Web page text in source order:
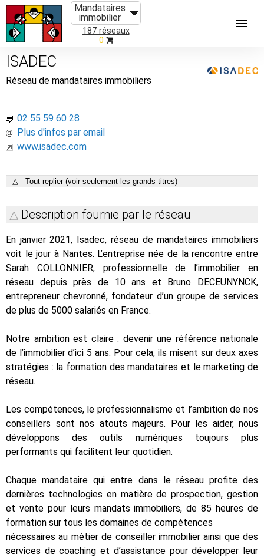
Mandataires
immobilier
187 réseaux
0
ISADEC
Réseau de mandataires immobiliers
02 55 59 60 28
Plus d'infos par email
www.isadec.com
△ Tout replier (voir seulement les grands titres)
Description fournie par le réseau
En janvier 2021, Isadec, réseau de mandataires immobiliers
voit le jour à Nantes. L’entreprise née de la rencontre entre
Sarah COLLONNIER, professionnelle de l’immobilier en
réseau depuis près de 10 ans et Bruno DECEUNYNCK,
entrepreneur chevronné, fondateur d’un groupe de services
de plus de 5000 salariés en France.
Notre ambition est claire : devenir une référence nationale
de l’immobilier d’ici 5 ans. Pour cela, ils misent sur deux axes
stratégies : la formation des mandataires et le marketing de
réseau.
Les compétences, le professionnalisme et l’ambition de nos
conseillers sont nos atouts majeurs. Pour les aider, nous
développons des outils numériques toujours plus
performants qui facilitent leur quotidien.
Chaque mandataire qui entre dans le réseau profite des
dernières technologies en matière de prospection, gestion
et vente pour leurs mandats immobiliers, de 85 heures de
formation sur tous les domaines de compétences
nécessaires au métier de conseiller immobilier ainsi que des
services de coaching et d’assistance pour développer leur